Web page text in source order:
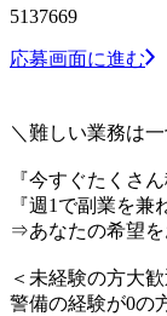
5137669
応募画面に進む
＼難しい業務は
『今すぐたくさ
『週1で副業を兼
⇒あなたの希望を
＜未経験の方大歓
警備の経験が0の